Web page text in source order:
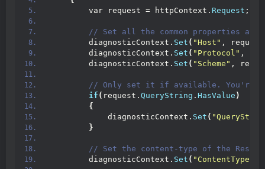
        var request = httpContext.
Request ;
// Set all the common properties
        diagnosticContext.
Set ( "Host" ,
        diagnosticContext.
Set ( "Protocol" ,
        diagnosticContext.
Set ( "Scheme" ,
// Only set it if available. You're
if ( request. QueryString . HasValue )
{
            diagnosticContext.
Set (
}
// Set the content-type of the
        diagnosticContext.
Set ( "ContentType"